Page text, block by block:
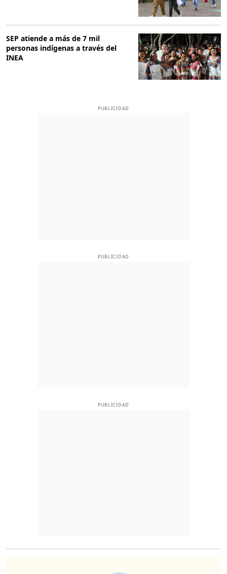
SEP atiende a más de 7 mil
personas indígenas a través del
INEA
PUBLICIDAD
PUBLICIDAD
PUBLICIDAD